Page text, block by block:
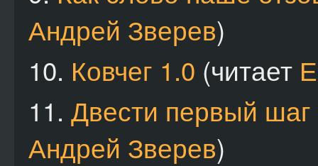
Андрей Зверев)
10. Ковчег 1.0 (читает
11. Двести первый шаг
Андрей Зверев)